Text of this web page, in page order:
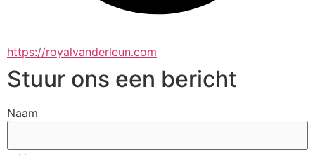
https://royalvanderleun.com
Stuur ons een bericht
Naam